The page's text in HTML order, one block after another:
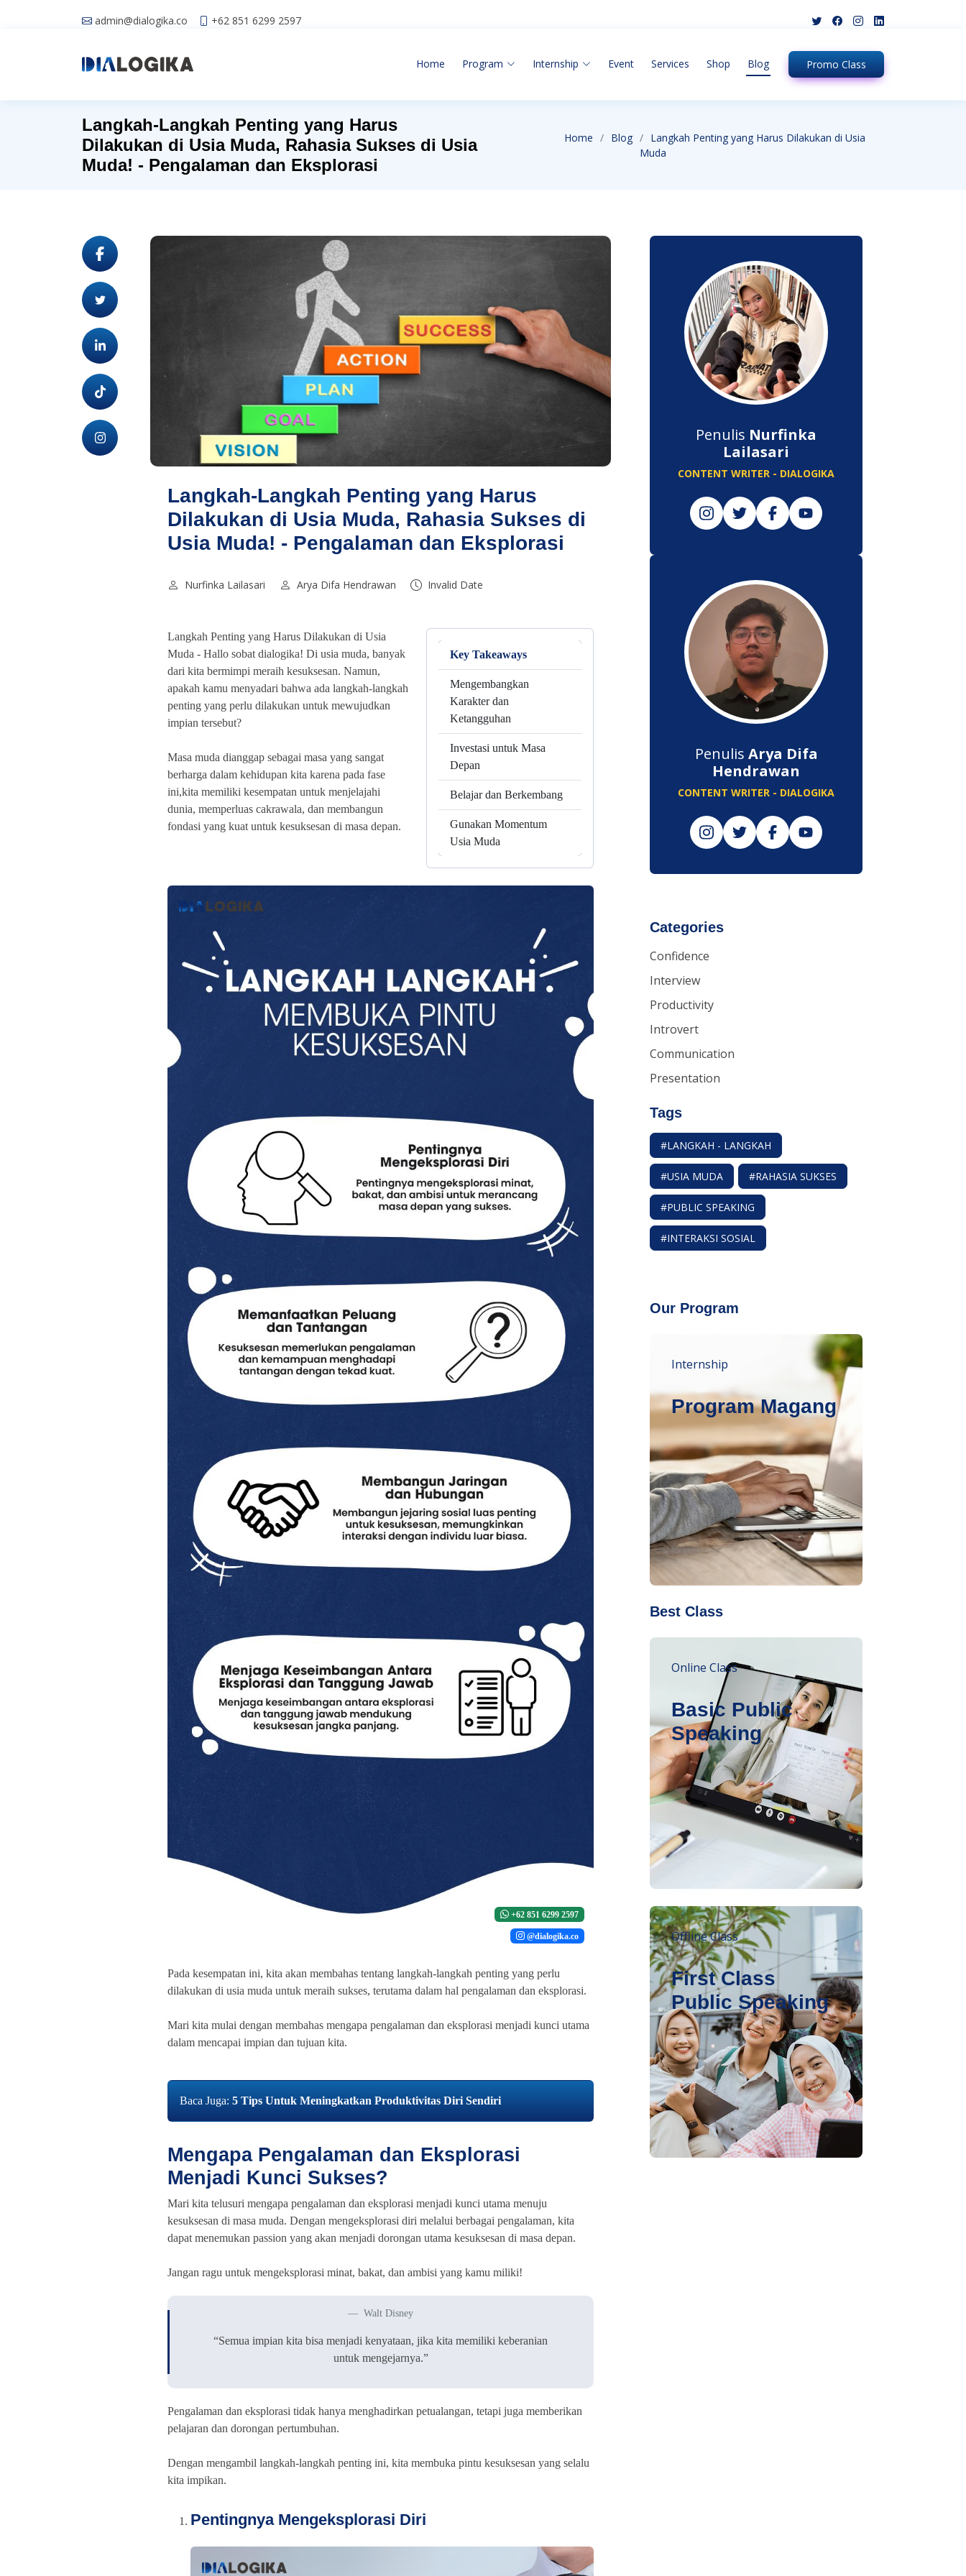
admin@dialogika.co +62 851 6299 2597
Home Program Internship Event Services Shop Blog Promo Class
Langkah-Langkah Penting yang Harus
Dilakukan di Usia Muda, Rahasia Sukses di Usia
Muda! - Pengalaman dan Eksplorasi
Home Blog
Langkah Penting yang Harus Dilakukan di Usia
Muda
Langkah-Langkah Penting yang Harus
Dilakukan di Usia Muda, Rahasia Sukses di
Usia Muda! - Pengalaman dan Eksplorasi
Nurfinka Lailasari Arya Difa Hendrawan Invalid Date
Langkah Penting yang Harus Dilakukan di Usia
Muda - Hallo sobat dialogika! Di usia muda, banyak
dari kita bermimpi meraih kesuksesan. Namun,
apakah kamu menyadari bahwa ada langkah-langkah
penting yang perlu dilakukan untuk mewujudkan
impian tersebut?
Masa muda dianggap sebagai masa yang sangat
berharga dalam kehidupan kita karena pada fase
ini,kita memiliki kesempatan untuk menjelajahi
dunia, memperluas cakrawala, dan membangun
fondasi yang kuat untuk kesuksesan di masa depan.
Key Takeaways
Mengembangkan
Karakter dan
Ketangguhan
Investasi untuk Masa
Depan
Belajar dan Berkembang
Gunakan Momentum
Usia Muda
+62 851 6299 2597
@dialogika.co
Pada kesempatan ini, kita akan membahas tentang langkah-langkah penting yang perlu
dilakukan di usia muda untuk meraih sukses, terutama dalam hal pengalaman dan eksplorasi.
Mari kita mulai dengan membahas mengapa pengalaman dan eksplorasi menjadi kunci utama
dalam mencapai impian dan tujuan kita.
Baca Juga: 5 Tips Untuk Meningkatkan Produktivitas Diri Sendiri
Mengapa Pengalaman dan Eksplorasi
Menjadi Kunci Sukses?
Mari kita telusuri mengapa pengalaman dan eksplorasi menjadi kunci utama menuju
kesuksesan di masa muda. Dengan mengeksplorasi diri melalui berbagai pengalaman, kita
dapat menemukan passion yang akan menjadi dorongan utama kesuksesan di masa depan.
Jangan ragu untuk mengeksplorasi minat, bakat, dan ambisi yang kamu miliki!
Walt Disney
“Semua impian kita bisa menjadi kenyataan, jika kita memiliki keberanian
untuk mengejarnya.”
Pengalaman dan eksplorasi tidak hanya menghadirkan petualangan, tetapi juga memberikan
pelajaran dan dorongan pertumbuhan.
Dengan mengambil langkah-langkah penting ini, kita membuka pintu kesuksesan yang selalu
kita impikan.
Pentingnya Mengeksplorasi Diri
Penulis Nurfinka
Lailasari
CONTENT WRITER - DIALOGIKA
Penulis Arya Difa
Hendrawan
CONTENT WRITER - DIALOGIKA
Categories
Confidence
Interview
Productivity
Introvert
Communication
Presentation
Tags
#LANGKAH - LANGKAH
#USIA MUDA #RAHASIA SUKSES
#PUBLIC SPEAKING
#INTERAKSI SOSIAL
Our Program
Internship
Program Magang
Best Class
Online Class
Basic Public
Speaking
Offline Class
First Class
Public Speaking